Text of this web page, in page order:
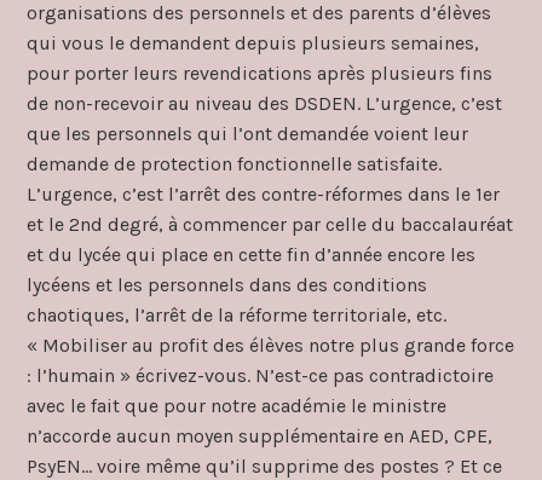
organisations des personnels et des parents d’élèves
qui vous le demandent depuis plusieurs semaines,
pour porter leurs revendications après plusieurs fins
de non-recevoir au niveau des DSDEN. L’urgence, c’est
que les personnels qui l’ont demandée voient leur
demande de protection fonctionnelle satisfaite.
L’urgence, c’est l’arrêt des contre-réformes dans le 1er
et le 2nd degré, à commencer par celle du baccalauréat
et du lycée qui place en cette fin d’année encore les
lycéens et les personnels dans des conditions
chaotiques, l’arrêt de la réforme territoriale, etc.
« Mobiliser au profit des élèves notre plus grande force
: l’humain » écrivez-vous. N’est-ce pas contradictoire
avec le fait que pour notre académie le ministre
n’accorde aucun moyen supplémentaire en AED, CPE,
PsyEN… voire même qu’il supprime des postes ? Et ce